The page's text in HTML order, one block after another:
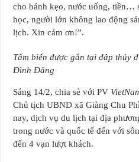
cho bánh kẹo, nước uống, tiền…
học, người lớn không lao động
lịch. Xin cảm ơn!”.
Tấm biển được gắn tại đập thủy
Đình Đăng
Sáng 14/2, chia sẻ với PV
Chủ tịch UBND xã Giàng Chu
nay, dịch vụ du lịch tại địa
trong nước và quốc tế đến với
đến 4 vạn lượt khách.